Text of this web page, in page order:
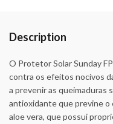
Description
O Protetor Solar Sunday
contra os efeitos nocivos
a prevenir as queimaduras
antioxidante que previne
aloe vera, que possui